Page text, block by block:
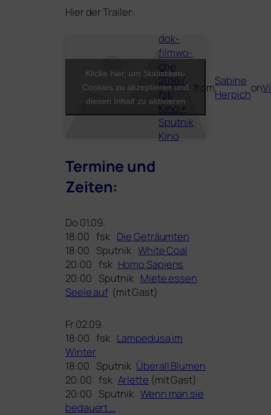
Hier der Trailer:
dok­
film­wo­
che
2016 /
fsk
Kino +
Sputnik
Kino
fromSabine
Herpichon
Klicke hier, um Statistiken-
Cookies zu akzeptieren und
diesen Inhalt zu aktivieren
Termine und
Zeiten:
Do 01.09.
18:00 fsk Die Geträumten
18:00 SputnikWhite Coal
20:00 fsk Homo Sapiens
20:00 Sputnik Miete essen
Seele auf (mit Gast)
Fr 02.09.
18:00 fsk Lampedusa im
Winter
18:00 Sputnik Überall Blumen
20:00 fsk Arlette (mit Gast)
20:00 SputnikWenn man sie
bedauert …